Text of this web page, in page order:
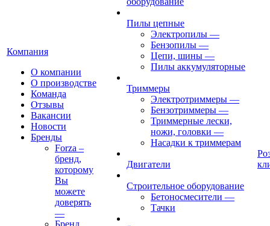
Компания
О компании
О производстве
Команда
Отзывы
Вакансии
Новости
Бренды
Forza –
бренд,
которому
Вы
можете
доверять
—
Бренд
Пилы цепные
Электропилы —
Бензопилы —
Цепи, шины —
Пилы аккумуляторные
Триммеры
Электротриммеры —
Бензотриммеры —
Триммерные лески,
ножи, головки —
Насадки к триммерам
Двигатели
Строительное оборудование
Бетоносмесители —
Тачки